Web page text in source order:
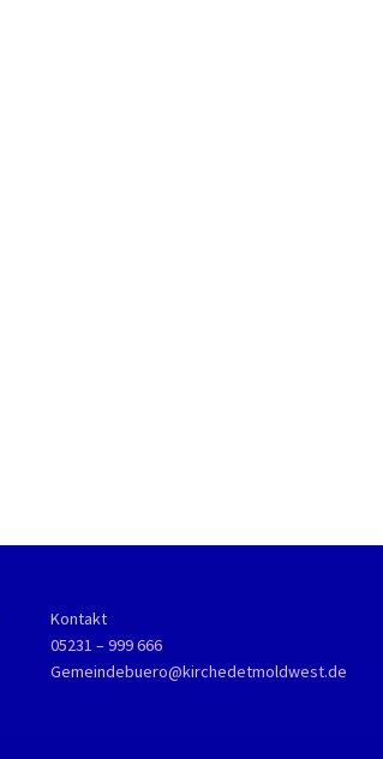
Kontakt
05231 – 999 666
Gemeindebuero@kirchedetmoldwest.de